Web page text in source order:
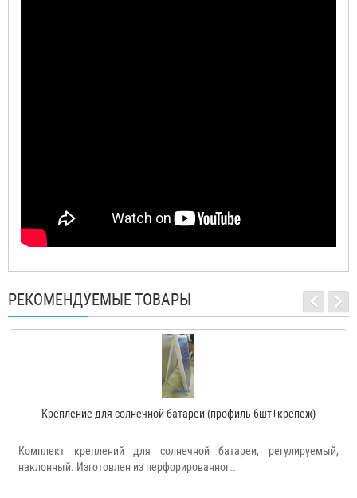
РЕКОМЕНДУЕМЫЕ ТОВАРЫ
Крепление для солнечной батареи (профиль 6шт+крепеж)
Комплект креплений для солнечной батареи, регулируемый,
наклонный. Изготовлен из перфорированног..